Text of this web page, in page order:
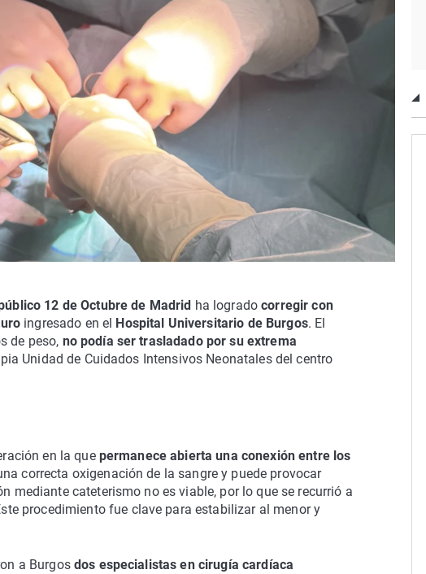
12 de Octubre de Madrid ha logrado corregir con
ingresado en el Hospital Universitario de Burgos. El
de peso, no podía ser trasladado por su extrema
Unidad de Cuidados Intensivos Neonatales del centro
en la que permanece abierta una conexión entre los
correcta oxigenación de la sangre y puede provocar
mediante cateterismo no es viable, por lo que se recurrió a
procedimiento fue clave para estabilizar al menor y
a Burgos dos especialistas en cirugía cardíaca